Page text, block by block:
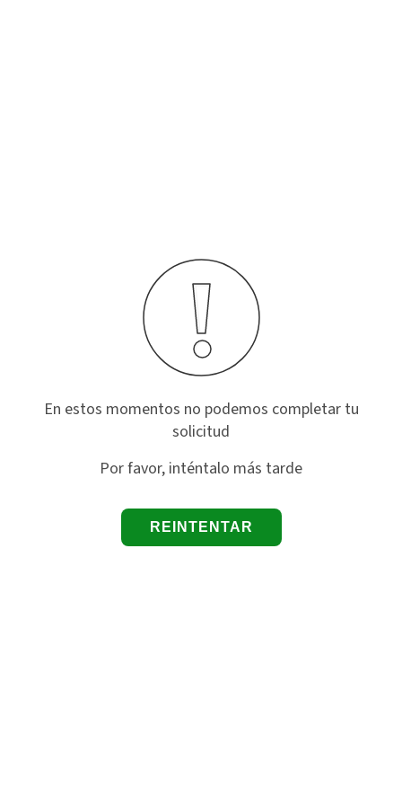
En estos momentos no podemos completar tu
solicitud
Por favor, inténtalo más tarde
REINTENTAR